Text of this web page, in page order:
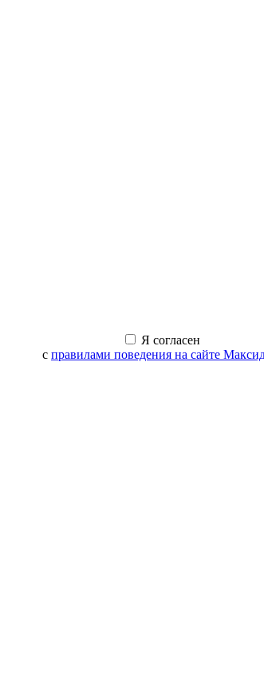
Я согласен
с правилами поведения на сайте